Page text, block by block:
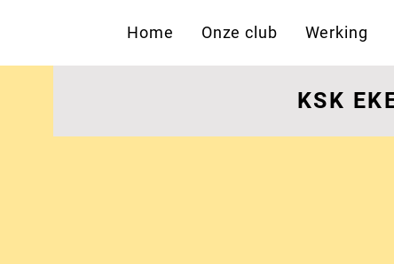
Home Onze club Werking
KSK